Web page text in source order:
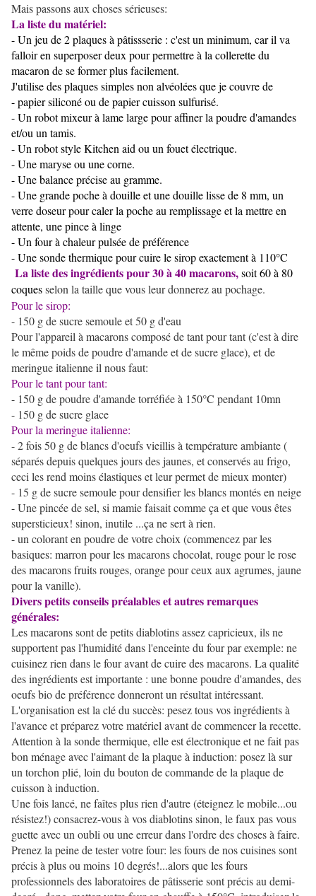
Mais passons aux choses sérieuses:
La liste du matériel:
- Un jeu de 2 plaques à pâtissserie : c'est un minimum, car il va
falloir en superposer deux pour permettre à la collerette du
macaron de se former plus facilement.
J'utilise des plaques simples non alvéolées que je couvre de
- papier siliconé ou de papier cuisson sulfurisé.
- Un robot mixeur à lame large pour affiner la poudre d'amandes
et/ou un tamis.
- Un robot style Kitchen aid ou un fouet électrique.
- Une maryse ou une corne.
- Une balance précise au gramme.
- Une grande poche à douille et une douille lisse de 8 mm, un
verre doseur pour caler la poche au remplissage et la mettre en
attente, une pince à linge
- Un four à chaleur pulsée de préférence
- Une sonde thermique pour cuire le sirop exactement à 110°C
La liste des ingrédients pour 30 à 40 macarons,soit 60 à 80
coquesselon la taille que vous leur donnerez au pochage.
Pour le sirop:
- 150 g de sucre semoule et 50 g d'eau
Pour l'appareil à macarons composé de tant pour tant (c'est à dire
le même poids de poudre d'amande et de sucre glace), et de
meringue italienne il nous faut:
Pour le tant pour tant:
- 150 g de poudre d'amande torréfiée à 150°C pendant 10mn
- 150 g de sucre glace
Pour la meringue italienne:
- 2 fois 50 g de blancs d'oeufs vieillis à température ambiante (
séparés depuis quelques jours des jaunes, et conservés au frigo,
ceci les rend moins élastiques et leur permet de mieux monter)
- 15 g de sucre semoule pour densifier les blancs montés en neige
- Une pincée de sel, si mamie faisait comme ça et que vous êtes
supersticieux! sinon, inutile ...ça ne sert à rien.
- un colorant en poudre de votre choix (commencez par les
basiques: marron pour les macarons chocolat, rouge pour le rose
des macarons fruits rouges, orange pour ceux aux agrumes, jaune
pour la vanille).
Divers petits conseils préalables et autres remarques
générales:
Les macarons sont de petits diablotins assez capricieux, ils ne
supportent pas l'humidité dans l'enceinte du four par exemple: ne
cuisinez rien dans le four avant de cuire des macarons. La qualité
des ingrédients est importante : une bonne poudre d'amandes, des
oeufs bio de préférence donneront un résultat intéressant.
L'organisation est la clé du succès: pesez tous vos ingrédients à
l'avance et préparez votre matériel avant de commencer la recette.
Attention à la sonde thermique, elle est électronique et ne fait pas
bon ménage avec l'aimant de la plaque à induction: posez là sur
un torchon plié, loin du bouton de commande de la plaque de
cuisson à induction.
Une fois lancé, ne faîtes plus rien d'autre (éteignez le mobile...ou
résistez!) consacrez-vous à vos diablotins sinon, le faux pas vous
guette avec un oubli ou une erreur dans l'ordre des choses à faire.
Prenez la peine de tester votre four: les fours de nos cuisines sont
précis à plus ou moins 10 degrés!...alors que les fours
professionnels des laboratoires de pâtisserie sont précis au demi-